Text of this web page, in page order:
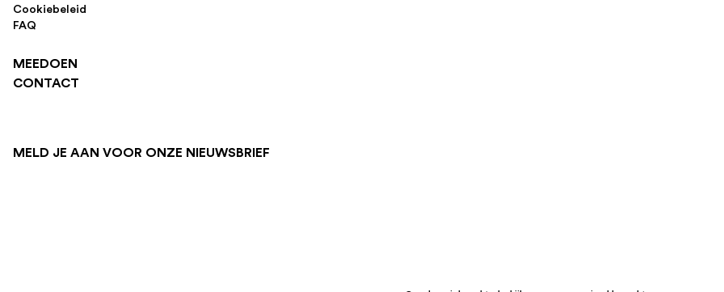
Cookiebeleid
FAQ
MEEDOEN
CONTACT
MELD JE AAN VOOR ONZE NIEUWSBRIEF